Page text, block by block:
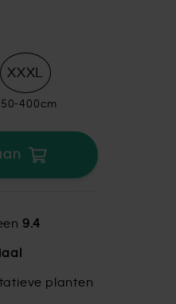
XXXL
400cm
9.4
planten